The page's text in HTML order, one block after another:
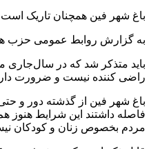
باغ شهر فین همچنان تاریک است
به گزارش روابط عمومی حزب
باید متذکر شد که در سال‌جاری
راضی کننده نیست و ضرورت
باغ شهر فین از گذشته دور و
فاصله داشتند این شرایط هنوز
مردم بخصوص زنان و کودکان